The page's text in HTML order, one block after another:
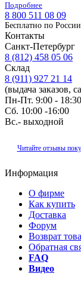
Подробнее
8 800 511 08 09
Бесплатно по Роcсии
Контакты
Санкт-Петербург
8 (812) 458 05 06
Склад
8 (911) 927 21 14
(выдача заказов,
Пн-Пт. 9:00 - 18:30
Сб. 10:00 -16:00
Вс.- выходной
Читайте отзывы
Информация
О фирме
Как купить
Доставка
Форум
Возврат
Обратная
FAQ
Видео